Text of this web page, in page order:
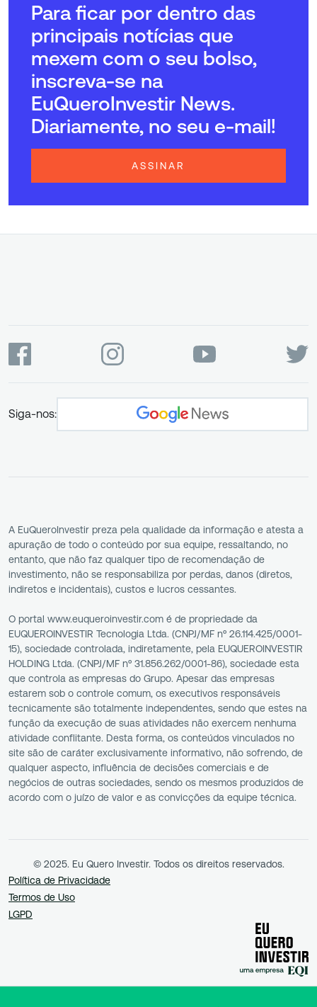
Para ficar por dentro das
principais notícias que
mexem com o seu bolso,
inscreva-se na
EuQueroInvestir News.
Diariamente, no seu e-mail!
ASSINAR
Siga-nos:
A EuQueroInvestir preza pela qualidade da informação e atesta a
apuração de todo o conteúdo por sua equipe, ressaltando, no
entanto, que não faz qualquer tipo de recomendação de
investimento, não se responsabiliza por perdas, danos (diretos,
indiretos e incidentais), custos e lucros cessantes.
O portal www.euqueroinvestir.com é de propriedade da
EUQUEROINVESTIR Tecnologia Ltda. (CNPJ/MF nº 26.114.425/0001-
15), sociedade controlada, indiretamente, pela EUQUEROINVESTIR
HOLDING Ltda. (CNPJ/MF nº 31.856.262/0001-86), sociedade esta
que controla as empresas do Grupo. Apesar das empresas
estarem sob o controle comum, os executivos responsáveis
tecnicamente são totalmente independentes, sendo que estes na
função da execução de suas atividades não exercem nenhuma
atividade conflitante. Desta forma, os conteúdos vinculados no
site são de caráter exclusivamente informativo, não sofrendo, de
qualquer aspecto, influência de decisões comerciais e de
negócios de outras sociedades, sendo os mesmos produzidos de
acordo com o juízo de valor e as convicções da equipe técnica.
© 2025. Eu Quero Investir. Todos os direitos reservados.
Política de Privacidade
Termos de Uso
LGPD